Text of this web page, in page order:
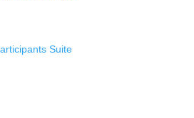
Suite